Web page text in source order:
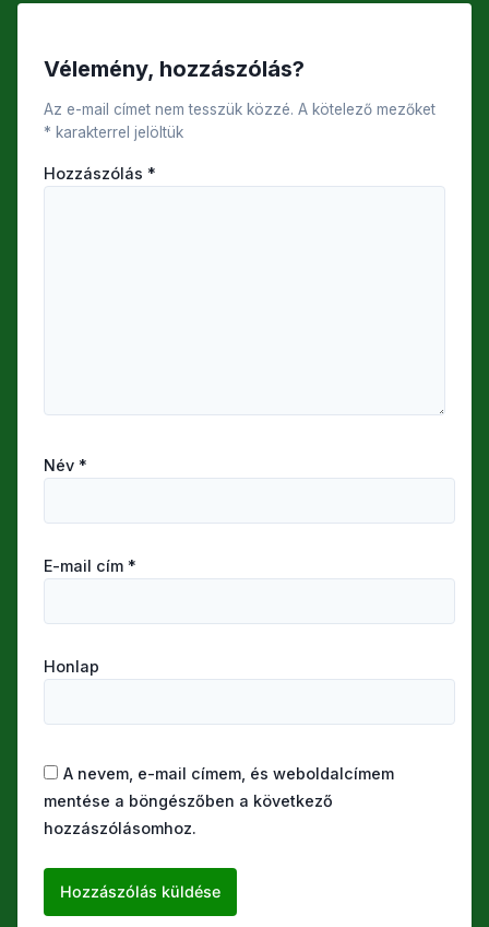
Vélemény, hozzászólás?
Az e-mail címet nem tesszük közzé. A kötelező mezőket
* karakterrel jelöltük
Hozzászólás *
Név *
E-mail cím *
Honlap
A nevem, e-mail címem, és weboldalcímem
mentése a böngészőben a következő
hozzászólásomhoz.